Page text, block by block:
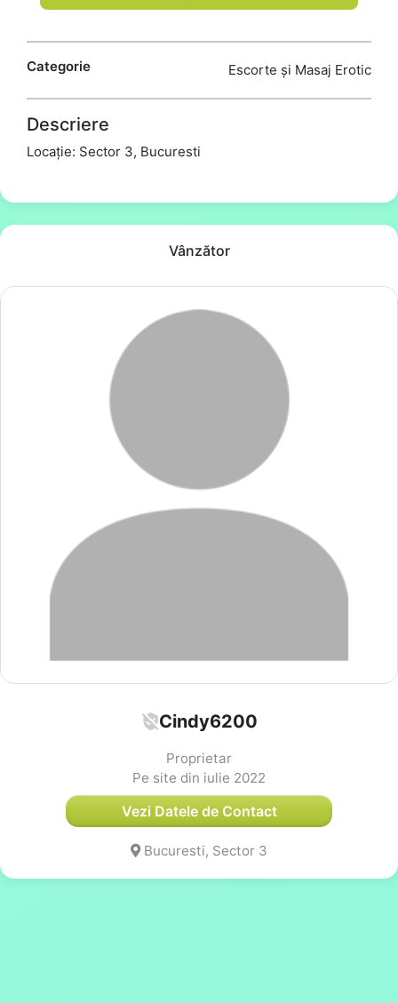
Categorie Escorte și Masaj Erotic
Descriere
Locație: Sector 3, Bucuresti
Vânzător
Cindy6200
Proprietar
Pe site din iulie 2022
Vezi Datele de Contact
Bucuresti, Sector 3